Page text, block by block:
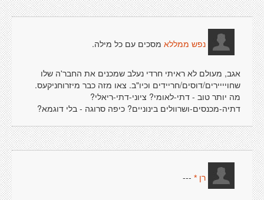
נפש ממללא מסכים עם כל מילה.
אגב, מעולם לא ראיתי חרדי נעלב שמכנים את החבר'ה שלו
שחויייירים/דוסים/חריידים וכיו"ב. צאו מזה כבר מיזרוחניקעס.
מה יותר טוב - דתי-לאומי? ציוני-דתי-ריאלי?
דתיה-מכנסים-ושרוולים בינוניים? כיפה סרוגה - בלי דוגמא?
רן * ---